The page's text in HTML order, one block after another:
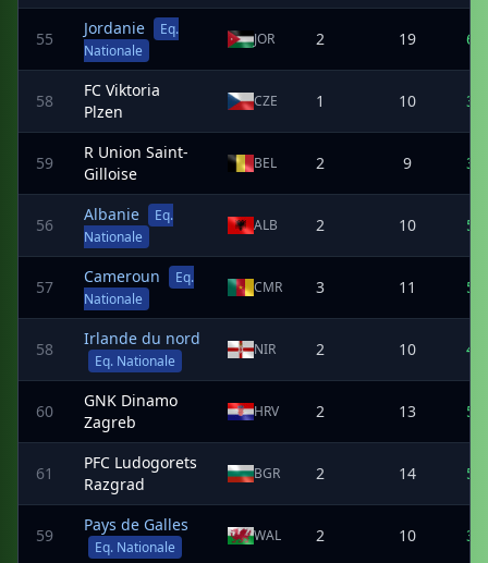
55
Jordanie
Eq.
Nationale
JOR 2 19 6
58
FC Viktoria
Plzen
CZE 1 10 3
59
R Union Saint-
Gilloise
BEL 2 9 3
56
Albanie
Eq.
Nationale
ALB 2 10 5
57
Cameroun
Eq.
Nationale
CMR 3 11 5
58
Irlande du nord
Eq. Nationale
NIR 2 10 4
60
GNK Dinamo
Zagreb
HRV 2 13 5
61
PFC Ludogorets
Razgrad
BGR 2 14 5
59
Pays de Galles
Eq. Nationale
WAL 2 10 3